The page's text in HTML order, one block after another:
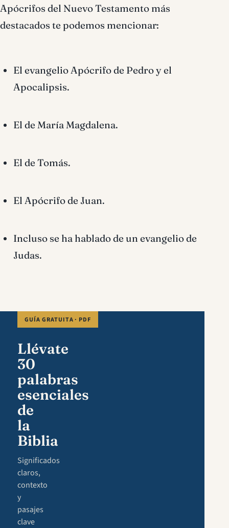
Apócrifos del Nuevo Testamento más
destacados te podemos mencionar:
El evangelio Apócrifo de Pedro y el
Apocalipsis.
El de María Magdalena.
El de Tomás.
El Apócrifo de Juan.
Incluso se ha hablado de un evangelio de
Judas.
GUÍA GRATUITA · PDF
Llévate
30
palabras
esenciales
de
la
Biblia
Significados
claros,
contexto
y
pasajes
clave